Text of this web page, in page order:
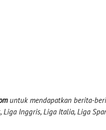
untuk mendapatkan berita-
Liga Inggris, Liga Italia, Liga